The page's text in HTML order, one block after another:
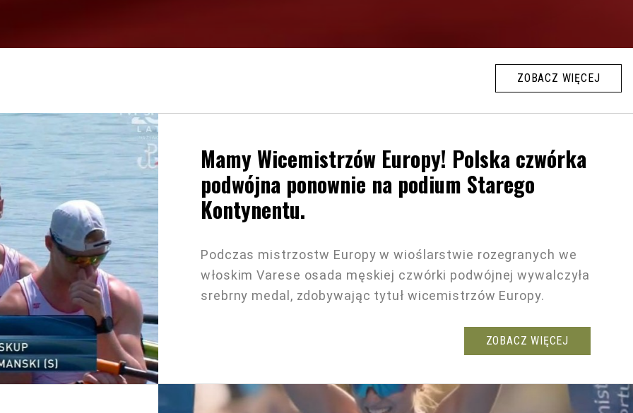
ZOBACZ WIĘCEJ
Mamy Wicemistrzów Europy! Polska czwórka
podwójna ponownie na podium Starego
Kontynentu.
Podczas mistrzostw Europy w wioślarstwie rozegranych we
włoskim Varese osada męskiej czwórki podwójnej wywalczyła
srebrny medal, zdobywając tytuł wicemistrzów Europy.
ZOBACZ WIĘCEJ